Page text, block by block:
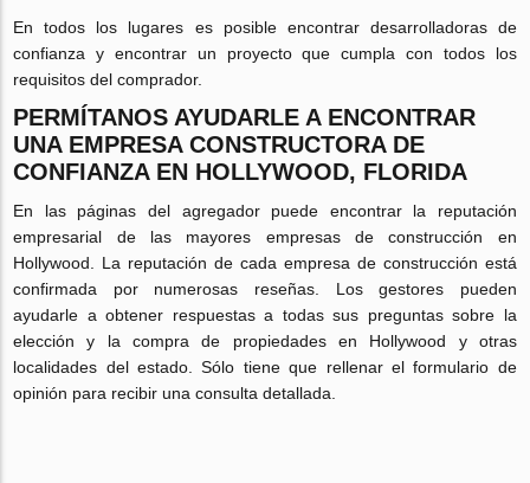
En todos los lugares es posible encontrar desarrolladoras de
confianza y encontrar un proyecto que cumpla con todos los
requisitos del comprador.
PERMÍTANOS AYUDARLE A ENCONTRAR
UNA EMPRESA CONSTRUCTORA DE
CONFIANZA EN HOLLYWOOD, FLORIDA
En las páginas del agregador puede encontrar la reputación
empresarial de las mayores empresas de construcción en
Hollywood. La reputación de cada empresa de construcción está
confirmada por numerosas reseñas. Los gestores pueden
ayudarle a obtener respuestas a todas sus preguntas sobre la
elección y la compra de propiedades en Hollywood y otras
localidades del estado. Sólo tiene que rellenar el formulario de
opinión para recibir una consulta detallada.